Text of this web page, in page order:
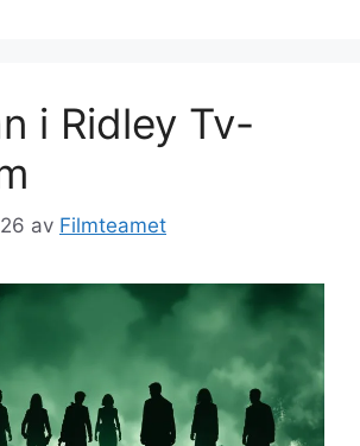
i Ridley Tv-
av Filmteamet